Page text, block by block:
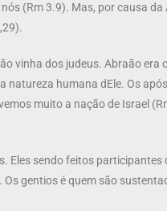
(Rm 3.9). Mas, por causa da
vinha dos judeus. Abraão era
natureza humana dEle. Os
muito a nação de Israel
Eles sendo feitos participantes
gentios é quem são